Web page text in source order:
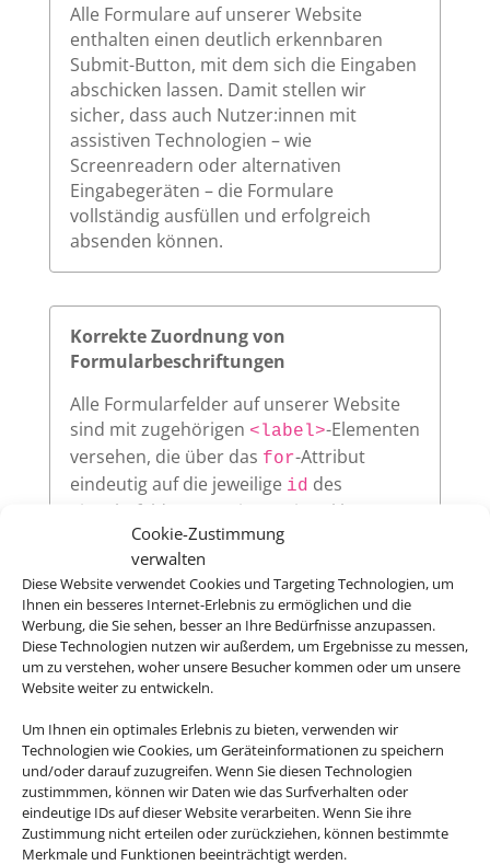
Cookie-Zustimmung
verwalten
Diese Website verwendet Cookies und Targeting Technologien, um
Ihnen ein besseres Internet-Erlebnis zu ermöglichen und die
Werbung, die Sie sehen, besser an Ihre Bedürfnisse anzupassen.
Diese Technologien nutzen wir außerdem, um Ergebnisse zu messen,
um zu verstehen, woher unsere Besucher kommen oder um unsere
Website weiter zu entwickeln.
Um Ihnen ein optimales Erlebnis zu bieten, verwenden wir
Technologien wie Cookies, um Geräteinformationen zu speichern
und/oder darauf zuzugreifen. Wenn Sie diesen Technologien
zustimmmen, können wir Daten wie das Surfverhalten oder
eindeutige IDs auf dieser Website verarbeiten. Wenn Sie ihre
Zustimmung nicht erteilen oder zurückziehen, können bestimmte
Merkmale und Funktionen beeinträchtigt werden.
Alle Formulare auf unserer Website
enthalten einen deutlich erkennbaren
Submit-Button, mit dem sich die Eingaben
abschicken lassen. Damit stellen wir
sicher, dass auch Nutzer:innen mit
assistiven Technologien – wie
Screenreadern oder alternativen
Eingabegeräten – die Formulare
vollständig ausfüllen und erfolgreich
absenden können.
Korrekte Zuordnung von
Formularbeschriftungen
Alle Formularfelder auf unserer Website
sind mit zugehörigen <label>-Elementen
versehen, die über das for-Attribut
eindeutig auf die jeweilige id des
Eingabefeldes verweisen. Diese klare
Zuordnung verbessert die
Nutzerfreundlichkeit und sorgt dafür,
dass assistive Technologien wie
Screenreader die Beschriftungen korrekt
vorlesen.
Sichtbarer Fokus
Alle interaktiven Elemente auf unserer
Website – wie Links, Buttons oder
Formularfelder – zeigen klar sichtbar an,
wenn sie per Tastatur ausgewählt werden.